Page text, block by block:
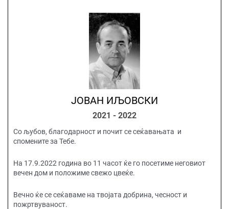
ЈОВАН ИЉОВСКИ
2021 - 2022
Со љубов, благодарност и почит се сеќавањата и
спомените за Тебе.
На 17.9.2022 година во 11 часот ќе го посетиме неговиот
вечен дом и положиме свежо цвеќе.
Вечно ќе се сеќаваме на твојата добрина, чесност и
пожртвуваност.